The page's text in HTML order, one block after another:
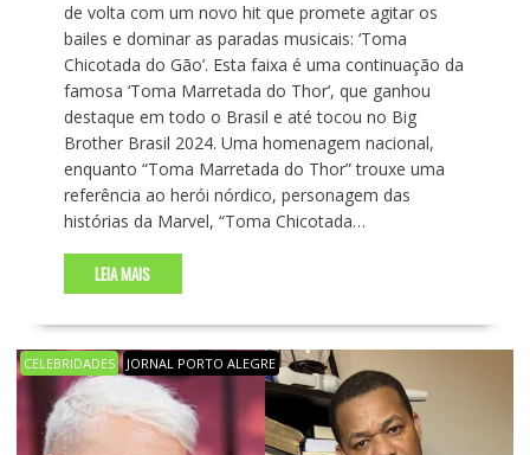
de volta com um novo hit que promete agitar os
bailes e dominar as paradas musicais: ‘Toma
Chicotada do Gão’. Esta faixa é uma continuação da
famosa ‘Toma Marretada do Thor’, que ganhou
destaque em todo o Brasil e até tocou no Big
Brother Brasil 2024. Uma homenagem nacional,
enquanto “Toma Marretada do Thor” trouxe uma
referência ao herói nórdico, personagem das
histórias da Marvel, “Toma Chicotada…
LEIA MAIS
CELEBRIDADES JORNAL PORTO ALEGRE